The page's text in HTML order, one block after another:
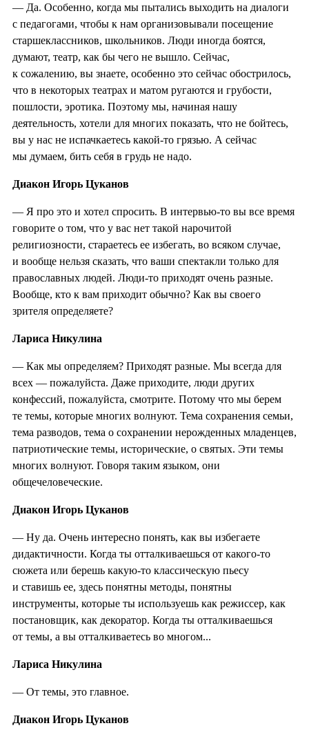
— Да. Особенно, когда мы пытались выходить на диалоги
с педагогами, чтобы к нам организовывали посещение
старшеклассников, школьников. Люди иногда боятся,
думают, театр, как бы чего не вышло. Сейчас,
к сожалению, вы знаете, особенно это сейчас обострилось,
что в некоторых театрах и матом ругаются и грубости,
пошлости, эротика. Поэтому мы, начиная нашу
деятельность, хотели для многих показать, что не бойтесь,
вы у нас не испачкаетесь какой-то грязью. А сейчас
мы думаем, бить себя в грудь не надо.
Диакон Игорь Цуканов
— Я про это и хотел спросить. В интервью-то вы все время
говорите о том, что у вас нет такой нарочитой
религиозности, стараетесь ее избегать, во всяком случае,
и вообще нельзя сказать, что ваши спектакли только для
православных людей. Люди-то приходят очень разные.
Вообще, кто к вам приходит обычно? Как вы своего
зрителя определяете?
Лариса Никулина
— Как мы определяем? Приходят разные. Мы всегда для
всех — пожалуйста. Даже приходите, люди других
конфессий, пожалуйста, смотрите. Потому что мы берем
те темы, которые многих волнуют. Тема сохранения семьи,
тема разводов, тема о сохранении нерожденных младенцев,
патриотические темы, исторические, о святых. Эти темы
многих волнуют. Говоря таким языком, они
общечеловеческие.
Диакон Игорь Цуканов
— Ну да. Очень интересно понять, как вы избегаете
дидактичности. Когда ты отталкиваешься от какого-то
сюжета или берешь какую-то классическую пьесу
и ставишь ее, здесь понятны методы, понятны
инструменты, которые ты используешь как режиссер, как
постановщик, как декоратор. Когда ты отталкиваешься
от темы, а вы отталкиваетесь во многом...
Лариса Никулина
— От темы, это главное.
Диакон Игорь Цуканов